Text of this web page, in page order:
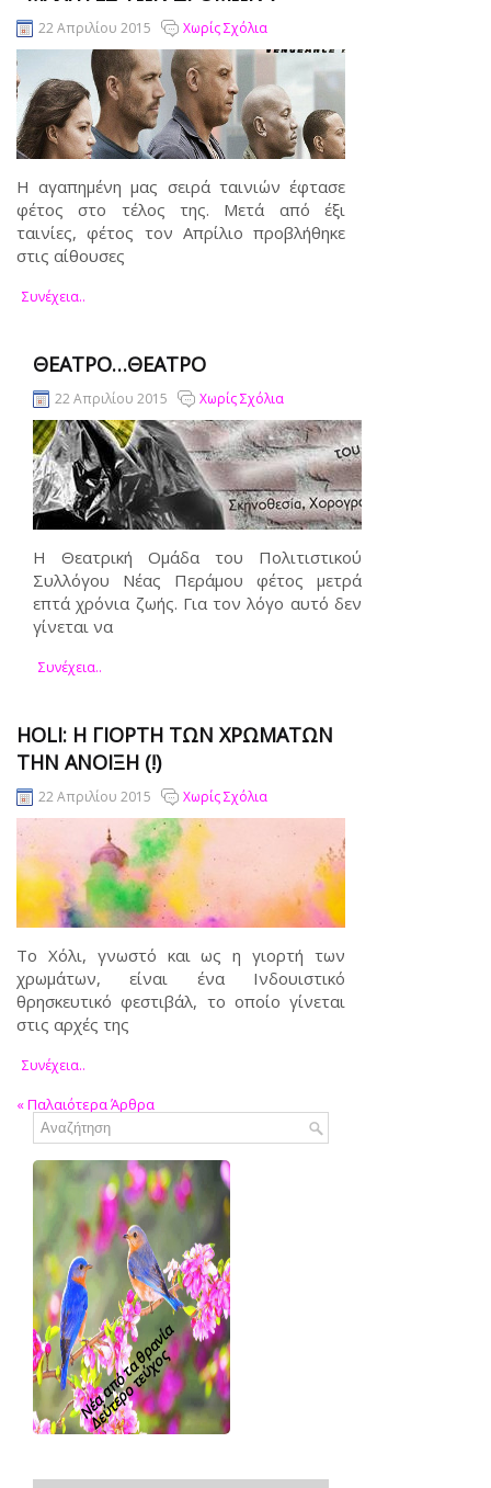
22 Απριλίου 2015 Χωρίς Σχόλια
Η αγαπημένη μας σειρά ταινιών έφτασε
φέτος στο τέλος της. Μετά από έξι
ταινίες, φέτος τον Απρίλιο προβλήθηκε
στις αίθουσες
Συνέχεια..
ΘΈΑΤΡΟ…ΘΈΑΤΡΟ
22 Απριλίου 2015 Χωρίς Σχόλια
Η Θεατρική Ομάδα του Πολιτιστικού
Συλλόγου Νέας Περάμου φέτος μετρά
επτά χρόνια ζωής. Για τον λόγο αυτό δεν
γίνεται να
Συνέχεια..
HOLI: Η ΓΙΟΡΤΉ ΤΩΝ ΧΡΩΜΆΤΩΝ
ΤΗΝ ΆΝΟΙΞΗ (!)
22 Απριλίου 2015 Χωρίς Σχόλια
Το Χόλι, γνωστό και ως η γιορτή των
χρωμάτων, είναι ένα Ινδουιστικό
θρησκευτικό φεστιβάλ, το οποίο γίνεται
στις αρχές της
Συνέχεια..
«Παλαιότερα Άρθρα
Νέα από τα θρανία
Δεύτερο τεύχος